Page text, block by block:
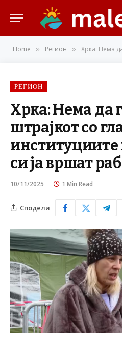
Home » Регион » Хрка: Нема да го прекинам
РЕГИОН
Хрка: Нема да
штрајкот со
институциите
си ја вршат
10/11/2025 1 Min Read
Сподели